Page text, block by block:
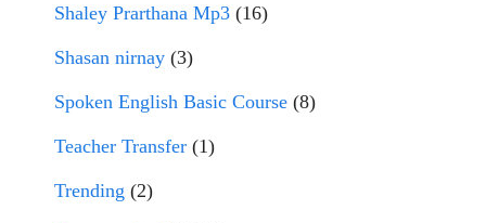
Shaley Prarthana Mp3 (16)
Shasan nirnay (3)
Spoken English Basic Course (8)
Teacher Transfer (1)
Trending (2)